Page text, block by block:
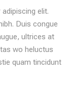
elit.
Duis congue
ultrices at
wo heluctus
quam tincidunt